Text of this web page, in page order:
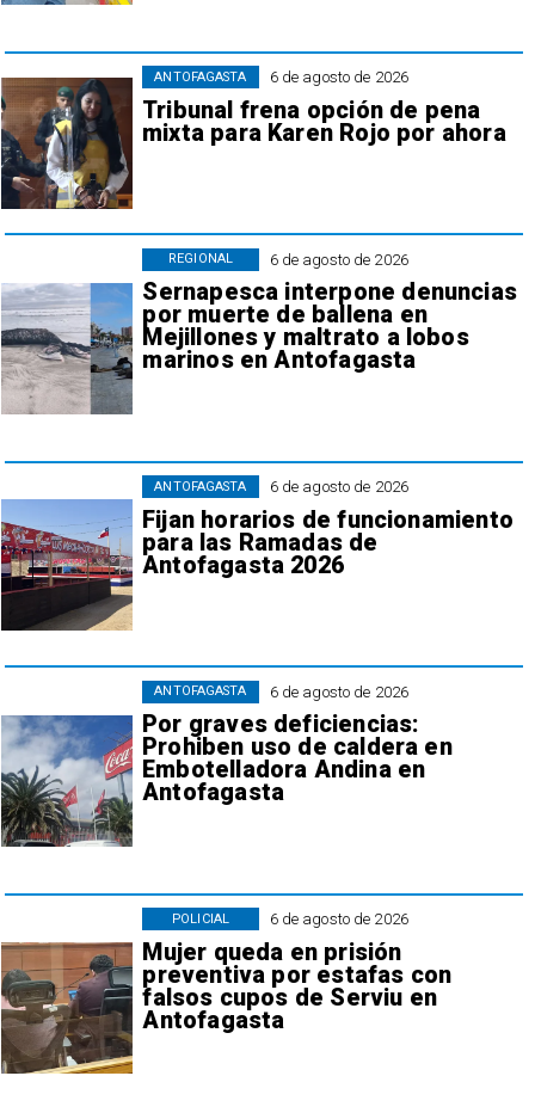
6 de agosto de 2026
Tribunal frena opción de pena
mixta para Karen Rojo por ahora
ANTOFAGASTA
6 de agosto de 2026
Sernapesca interpone denuncias
por muerte de ballena en
Mejillones y maltrato a lobos
marinos en Antofagasta
REGIONAL
6 de agosto de 2026
Fijan horarios de funcionamiento
para las Ramadas de
Antofagasta 2026
ANTOFAGASTA
6 de agosto de 2026
Por graves deficiencias:
Prohiben uso de caldera en
Embotelladora Andina en
Antofagasta
ANTOFAGASTA
6 de agosto de 2026
Mujer queda en prisión
preventiva por estafas con
falsos cupos de Serviu en
Antofagasta
POLICIAL